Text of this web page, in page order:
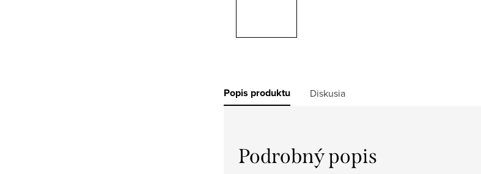
Popis produktu Diskusia
Podrobný popis